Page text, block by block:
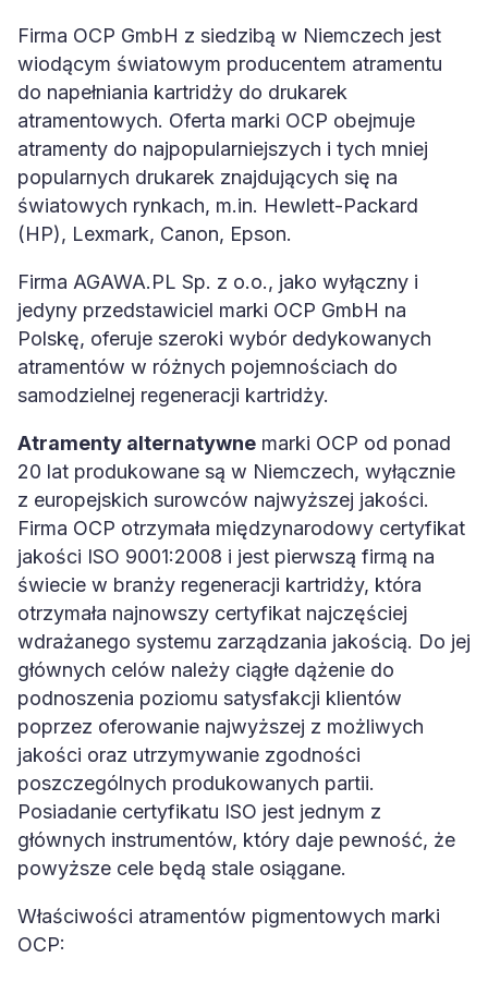
Firma OCP GmbH z siedzibą w Niemczech jest
wiodącym światowym producentem atramentu
do napełniania kartridży do drukarek
atramentowych. Oferta marki OCP obejmuje
atramenty do najpopularniejszych i tych mniej
popularnych drukarek znajdujących się na
światowych rynkach, m.in. Hewlett-Packard
(HP), Lexmark, Canon, Epson.
Firma AGAWA.PL Sp. z o.o., jako wyłączny i
jedyny przedstawiciel marki OCP GmbH na
Polskę, oferuje szeroki wybór dedykowanych
atramentów w różnych pojemnościach do
samodzielnej regeneracji kartridży.
Atramenty alternatywne marki OCP od ponad
20 lat produkowane są w Niemczech, wyłącznie
z europejskich surowców najwyższej jakości.
Firma OCP otrzymała międzynarodowy certyfikat
jakości ISO 9001:2008 i jest pierwszą firmą na
świecie w branży regeneracji kartridży, która
otrzymała najnowszy certyfikat najczęściej
wdrażanego systemu zarządzania jakością. Do jej
głównych celów należy ciągłe dążenie do
podnoszenia poziomu satysfakcji klientów
poprzez oferowanie najwyższej z możliwych
jakości oraz utrzymywanie zgodności
poszczególnych produkowanych partii.
Posiadanie certyfikatu ISO jest jednym z
głównych instrumentów, który daje pewność, że
powyższe cele będą stale osiągane.
Właściwości atramentów pigmentowych marki
OCP: